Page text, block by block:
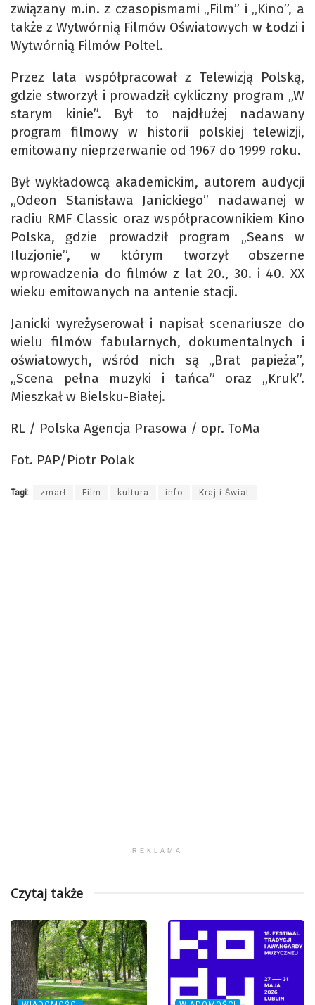
związany m.in. z czasopismami „Film” i „Kino”, a
także z Wytwórnią Filmów Oświatowych w Łodzi i
Wytwórnią Filmów Poltel.
Przez lata współpracował z Telewizją Polską,
gdzie stworzył i prowadził cykliczny program „W
starym kinie”. Był to najdłużej nadawany
program filmowy w historii polskiej telewizji,
emitowany nieprzerwanie od 1967 do 1999 roku.
Był wykładowcą akademickim, autorem audycji
„Odeon Stanisława Janickiego” nadawanej w
radiu RMF Classic oraz współpracownikiem Kino
Polska, gdzie prowadził program „Seans w
Iluzjonie”, w którym tworzył obszerne
wprowadzenia do filmów z lat 20., 30. i 40. XX
wieku emitowanych na antenie stacji.
Janicki wyreżyserował i napisał scenariusze do
wielu filmów fabularnych, dokumentalnych i
oświatowych, wśród nich są „Brat papieża”,
„Scena pełna muzyki i tańca” oraz „Kruk”.
Mieszkał w Bielsku-Białej.
RL / Polska Agencja Prasowa / opr. ToMa
Fot. PAP/Piotr Polak
Tagi: zmarł Film kultura info Kraj i Świat
REKLAMA
Czytaj także